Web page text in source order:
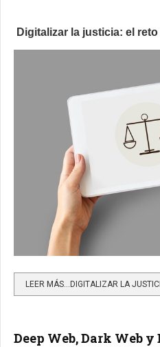
Digitalizar la justicia: el
LEER MÁS…DIGITALIZAR LA
Deep Web, Dark Web